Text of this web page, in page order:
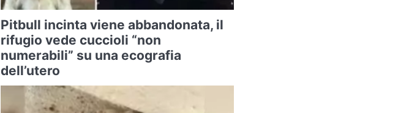
Pitbull incinta viene abbandonata, il
rifugio vede cuccioli “non
numerabili” su una ecografia
dell’utero